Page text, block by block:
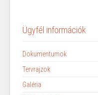
Ügyfél információk
Dokumentumok
Tervrajzok
Galéria